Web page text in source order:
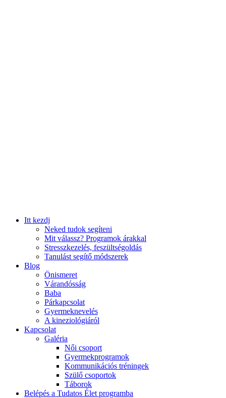
Itt kezdj
Neked tudok segíteni
Mit válassz? Programok árakkal
Stresszkezelés, feszültségoldás
Tanulást segítő módszerek
Blog
Önismeret
Várandósság
Baba
Párkapcsolat
Gyermeknevelés
A kineziológiáról
Kapcsolat
Galéria
Női csoport
Gyermekprogramok
Kommunikációs tréningek
Szülő csoportok
Táborok
Belépés a Tudatos Élet programba